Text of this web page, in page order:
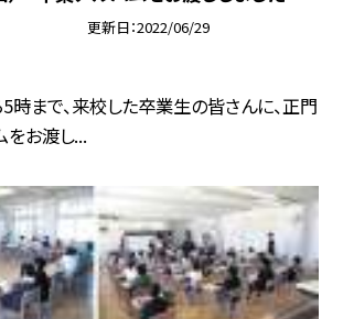
更新日 2022/06/29
まで、来校した卒業生の皆さんに、正門
をお渡し...